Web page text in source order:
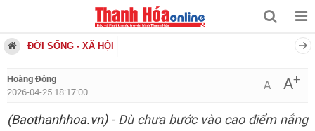
ĐỜI SỐNG - XÃ HỘI
Hoàng Đông
2026-04-25 18:17:00
A A+
(Baothanhhoa.vn)- Dù chưa bước vào cao điểm nắng